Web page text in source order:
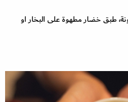
طبق خضار مطهوة على البخار او